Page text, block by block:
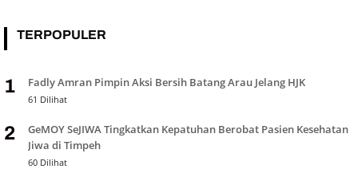
TERPOPULER
1 Fadly Amran Pimpin Aksi Bersih Batang Arau Jelang HJK
61 Dilihat
2
GeMOY SeJIWA Tingkatkan Kepatuhan Berobat Pasien Kesehatan
Jiwa di Timpeh
60 Dilihat